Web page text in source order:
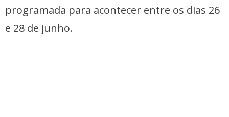
programada para acontecer entre os dias 26
e 28 de junho.